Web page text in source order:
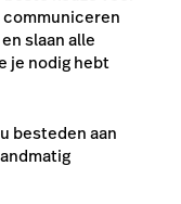
slaan alle
je nodig hebt
besteden aan